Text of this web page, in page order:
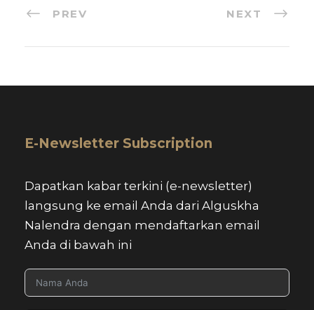
PREV NEXT
E-Newsletter Subscription
Dapatkan kabar terkini (e-newsletter)
langsung ke email Anda dari Alguskha
Nalendra dengan mendaftarkan email
Anda di bawah ini